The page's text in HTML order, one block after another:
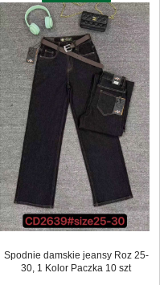
Spodnie damskie jeansy Roz 25-
30, 1 Kolor Paczka 10 szt